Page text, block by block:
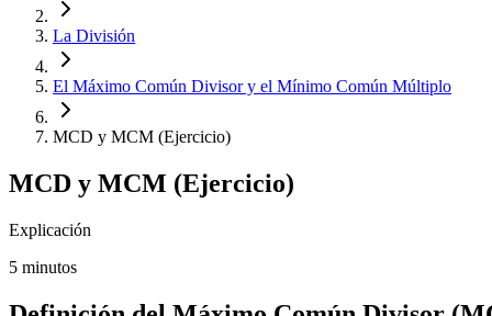
La División
El Máximo Común Divisor y el Mínimo Común Múltiplo
MCD y MCM (Ejercicio)
MCD y MCM (Ejercicio)
Explicación
5 minutos